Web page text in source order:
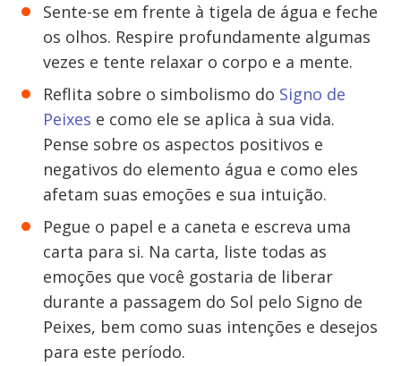
Sente-se em frente à tigela de água e feche
os olhos. Respire profundamente algumas
vezes e tente relaxar o corpo e a mente.
Reflita sobre o simbolismo do Signo de
Peixes e como ele se aplica à sua vida.
Pense sobre os aspectos positivos e
negativos do elemento água e como eles
afetam suas emoções e sua intuição.
Pegue o papel e a caneta e escreva uma
carta para si. Na carta, liste todas as
emoções que você gostaria de liberar
durante a passagem do Sol pelo Signo de
Peixes, bem como suas intenções e desejos
para este período.